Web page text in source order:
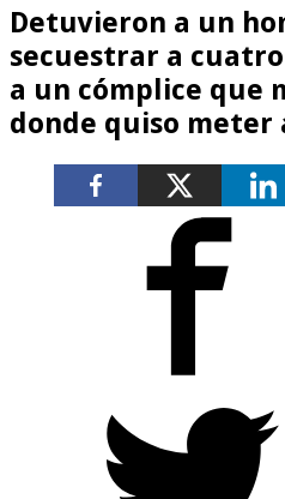
Detuvieron a un
secuestrar a
a un cómplice que
donde quiso meter